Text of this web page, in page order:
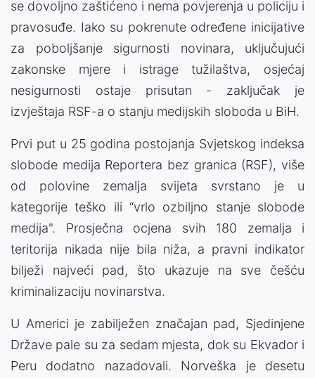
se dovoljno zaštićeno i nema povjerenja u policiju i
pravosuđe. Iako su pokrenute određene inicijative
za poboljšanje sigurnosti novinara, uključujući
zakonske mjere i istrage tužilaštva, osjećaj
nesigurnosti ostaje prisutan - zaključak je
izvještaja RSF-a o stanju medijskih sloboda u BiH.
Prvi put u 25 godina postojanja Svjetskog indeksa
slobode medija Reportera bez granica (RSF), više
od polovine zemalja svijeta svrstano je u
kategorije teško ili “vrlo ozbiljno stanje slobode
medija". Prosječna ocjena svih 180 zemalja i
teritorija nikada nije bila niža, a pravni indikator
bilježi najveći pad, što ukazuje na sve češću
kriminalizaciju novinarstva.
U Americi je zabilježen značajan pad, Sjedinjene
Države pale su za sedam mjesta, dok su Ekvador i
Peru dodatno nazadovali. Norveška je desetu